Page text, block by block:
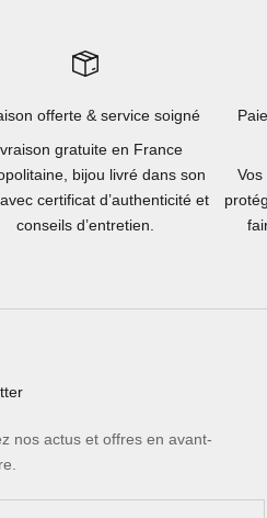
offerte & service soigné
gratuite en France
bijou livré dans son
certificat d’authenticité et
conseils d’entretien.
nos actus et offres en avant-